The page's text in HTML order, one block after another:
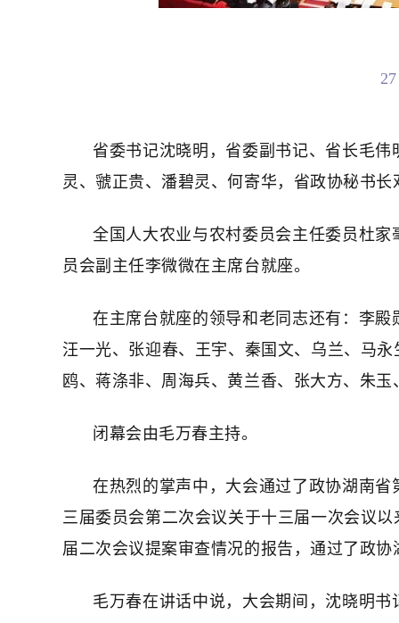
省委书记沈晓明，省委副书记、省长毛
灵、虢正贵、潘碧灵、何寄华，省政协秘书
全国人大农业与农村委员会主任委员杜
员会副主任李微微在主席台就座。
在主席台就座的领导和老同志还有：李
汪一光、张迎春、王宇、秦国文、乌兰、马
鸥、蒋涤非、周海兵、黄兰香、张大方、朱
闭幕会由毛万春主持。
在热烈的掌声中，大会通过了政协湖南
三届委员会第二次会议关于十三届一次会议
届二次会议提案审查情况的报告，通过了政
毛万春在讲话中说，大会期间，沈晓明